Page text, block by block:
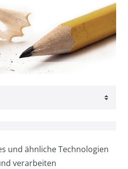
und ähnliche Technologien
verarbeiten